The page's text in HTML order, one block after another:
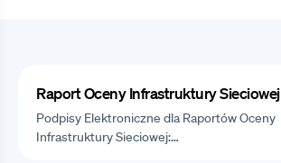
Raport Oceny Infrastruktury Sieciowej
Podpisy Elektroniczne dla Raportów Oceny
Infrastruktury Sieciowej:…